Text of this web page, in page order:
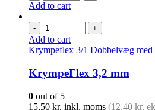
Add to cart
- +
Add to cart
Krympeflex 3/1 Dobbelvæg med
KrympeFlex 3,2 mm
0 out of 5
15,50 kr. inkl. moms (12,40 kr.